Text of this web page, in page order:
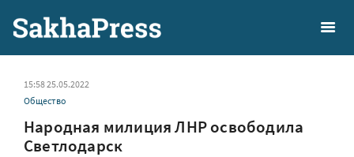
15:58 25.05.2022
Общество
Народная милиция ЛНР освободила
Светлодарск